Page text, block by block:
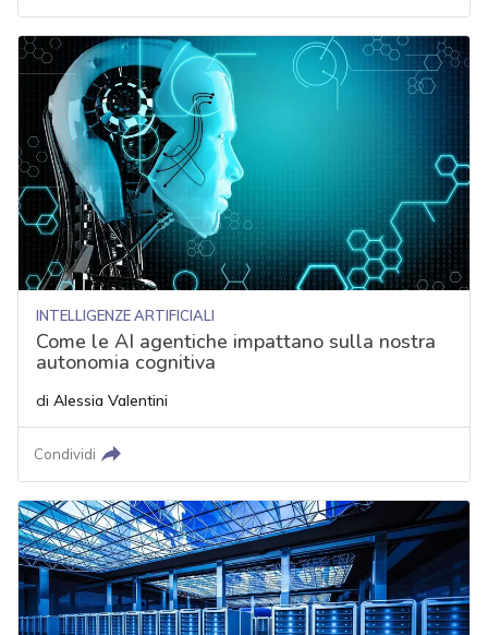
INTELLIGENZE ARTIFICIALI
Come le AI agentiche impattano sulla nostra
autonomia cognitiva
di Alessia Valentini
Condividi